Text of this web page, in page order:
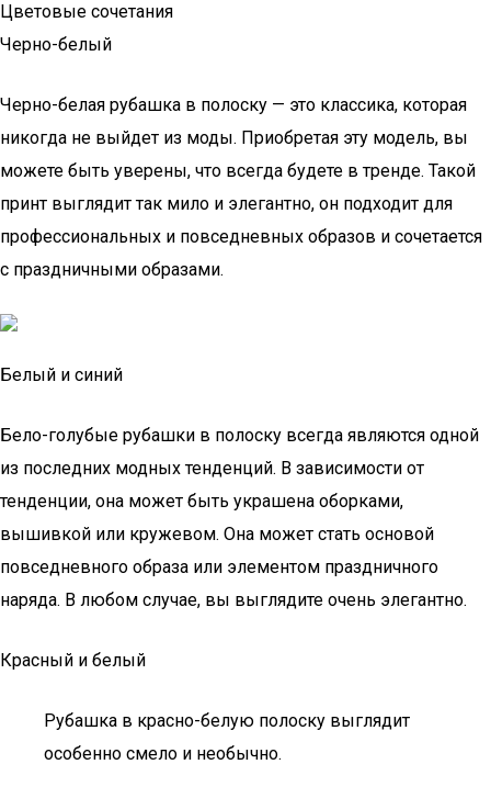
Цветовые сочетания
Черно-белый
Черно-белая рубашка в полоску — это классика, которая
никогда не выйдет из моды. Приобретая эту модель, вы
можете быть уверены, что всегда будете в тренде. Такой
принт выглядит так мило и элегантно, он подходит для
профессиональных и повседневных образов и сочетается
с праздничными образами.
Белый и синий
Бело-голубые рубашки в полоску всегда являются одной
из последних модных тенденций. В зависимости от
тенденции, она может быть украшена оборками,
вышивкой или кружевом. Она может стать основой
повседневного образа или элементом праздничного
наряда. В любом случае, вы выглядите очень элегантно.
Красный и белый
Рубашка в красно-белую полоску выглядит
особенно смело и необычно.